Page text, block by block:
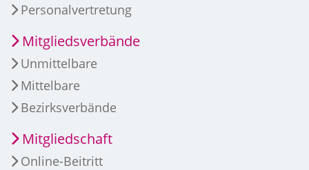
Personalvertretung
Mitgliedsverbände
Unmittelbare
Mittelbare
Bezirksverbände
Mitgliedschaft
Online-Beitritt